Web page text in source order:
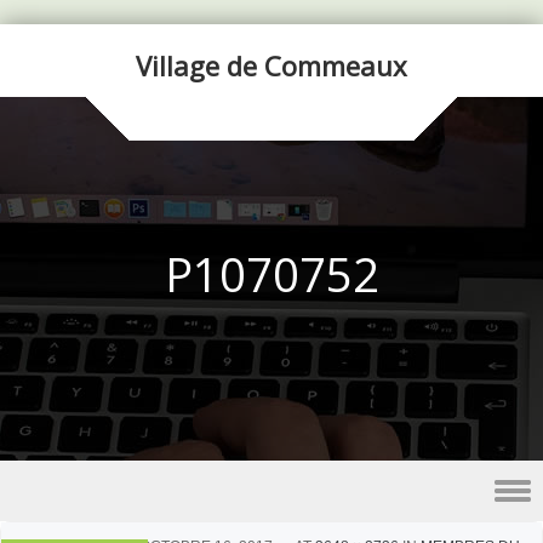
Village de Commeaux
P1070752
Skip to content